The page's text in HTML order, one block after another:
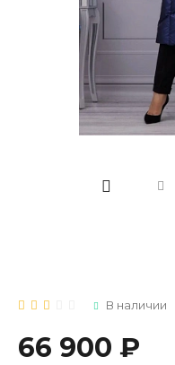
В наличии
66 900 ₽